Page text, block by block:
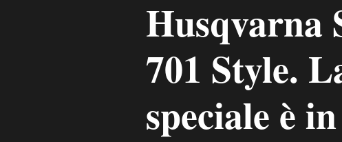
Husqvarna
701 Style.
speciale è